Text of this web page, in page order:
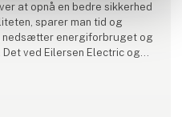
at opnå en bedre sikkerhed
sparer man tid og
nedsætter energiforbruget og
ved Eilersen Electric og